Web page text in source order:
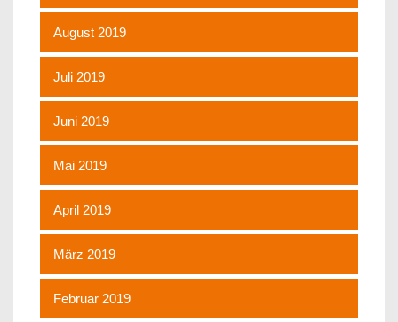
August 2019
Juli 2019
Juni 2019
Mai 2019
April 2019
März 2019
Februar 2019